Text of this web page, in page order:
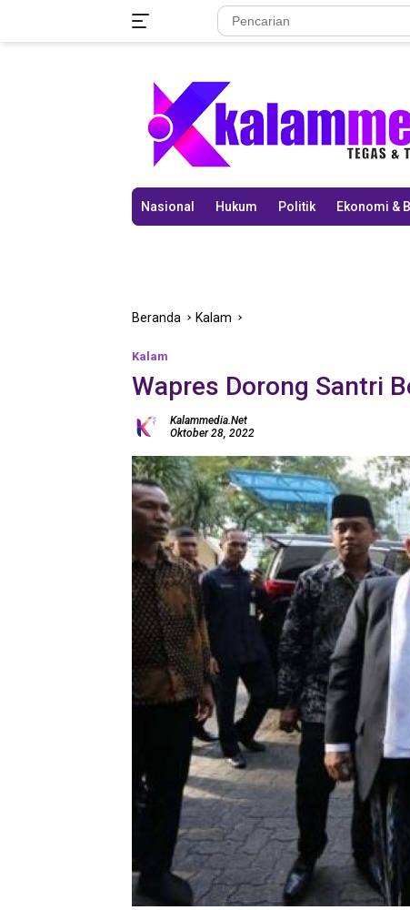
Nasional Hukum Politik Ekonomi &
Beranda Kalam
Kalam
Wapres Dorong Santri
Kalammedia.net
Oktober 28, 2022